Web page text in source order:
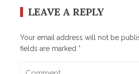
LEAVE A REPLY
Your email address will not be
fields are marked *